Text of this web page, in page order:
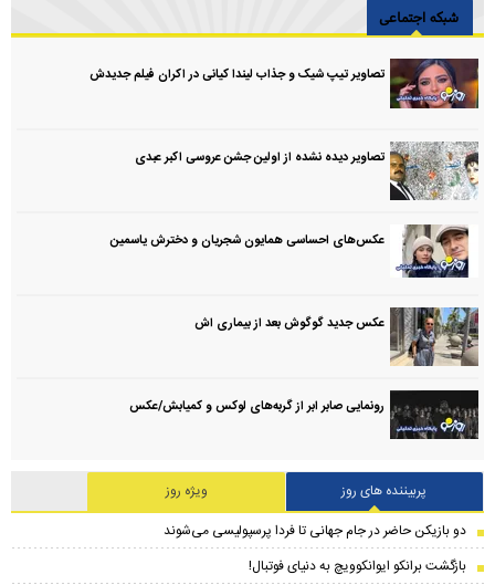
شبکه اجتماعی
تصاویر تیپ شیک و جذاب لیندا کیانی در اکران فیلم جدیدش
تصاویر دیده نشده از اولین جشن عروسی اکبر عبدی
عکس‌های احساسی همایون شجریان و دخترش یاسمین
عکس جدید گوگوش بعد از بیماری اش
رونمایی صابر ابر از گربه‌های لوکس و کمیابش/عکس
پربیننده های روز
ویژه روز
دو بازیکن حاضر در جام جهانی تا فردا پرسپولیسی می‌شوند
بازگشت برانکو ایوانکوویچ به دنیای فوتبال!